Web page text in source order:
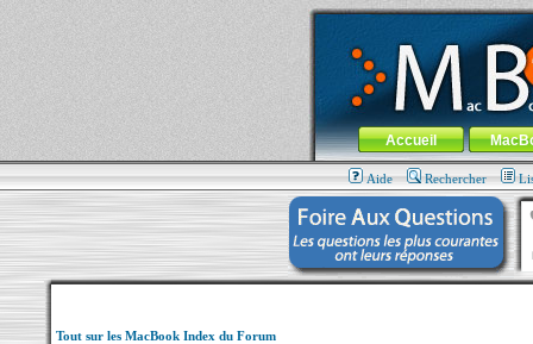
MacBook-fr.com : 100% Apple... 100%
Aller au contenu-Aller au menu
Menu général
Accueil
Aide Rechercher
Tout sur les MacBook Index du Forum